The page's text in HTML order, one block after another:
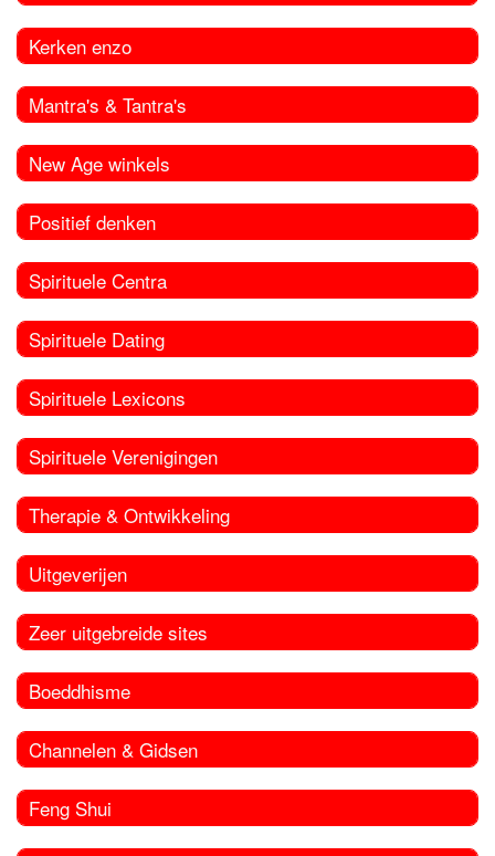
Kerken enzo
Mantra's & Tantra's
New Age winkels
Positief denken
Spirituele Centra
Spirituele Dating
Spirituele Lexicons
Spirituele Verenigingen
Therapie & Ontwikkeling
Uitgeverijen
Zeer uitgebreide sites
Boeddhisme
Channelen & Gidsen
Feng Shui